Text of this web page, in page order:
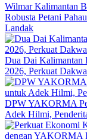
Wilmar Kalimantan
Robusta Petani
Landak
Dua Dai
2026, Perkuat
DPW YAKORMA
Adek Hilmi,